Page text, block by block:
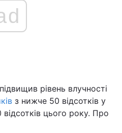
рівень влучності
з нижче 50 відсотків у
цього року. Про